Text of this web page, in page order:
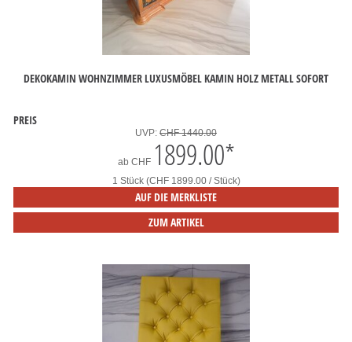
DEKOKAMIN WOHNZIMMER LUXUSMÖBEL KAMIN HOLZ METALL SOFORT
PREIS
UVP: CHF 1440.00
ab CHF 1899.00*
1 Stück (CHF 1899.00 / Stück)
AUF DIE MERKLISTE
ZUM ARTIKEL